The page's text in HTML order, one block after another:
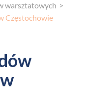
warsztatowych
Częstochowie